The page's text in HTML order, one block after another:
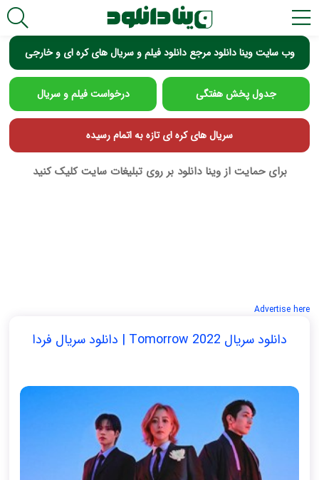
وب سایت وینا دانلود مرجع دانلود فیلم و سریال های کره ای و خارجی
جدول پخش هفتگی درخواست فیلم و سریال
سریال های کره ای تازه به اتمام رسیده
برای حمایت از وینا دانلود بر روی تبلیغات سایت کلیک کنید
Advertise here
دانلود سریال Tomorrow 2022 | دانلود سریال فردا